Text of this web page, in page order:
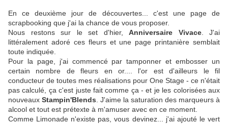
En ce deuxième jour de découvertes... c'est une page de
scrapbooking que j'ai la chance de vous proposer.
Nous restons sur le set d'hier, Anniversaire Vivace. J'ai
littéralement adoré ces fleurs et une page printanière semblait
toute indiquée.
Pour la page, j'ai commencé par tamponner et embosser un
certain nombre de fleurs en or.... l'or est d'ailleurs le fil
conducteur de toutes mes réalisations pour One Stage - ce n'était
pas calculé, ça c'est juste fait comme ça - et je les colorisées aux
nouveaux Stampin'Blends . J'aime la saturation des marqueurs à
alcool et tout est prétexte à m'amuser avec en ce moment.
Comme Limonade n'existe pas, vous devinez... j'ai ajouté le vert